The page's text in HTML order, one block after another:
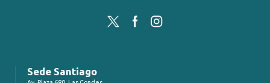
Twitter FacebookInstagram
Sede Santiago